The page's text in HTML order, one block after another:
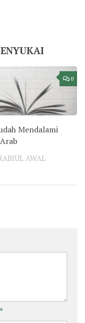
0
Mendalami
AWAL
*